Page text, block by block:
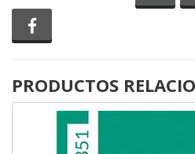
PRODUCTOS